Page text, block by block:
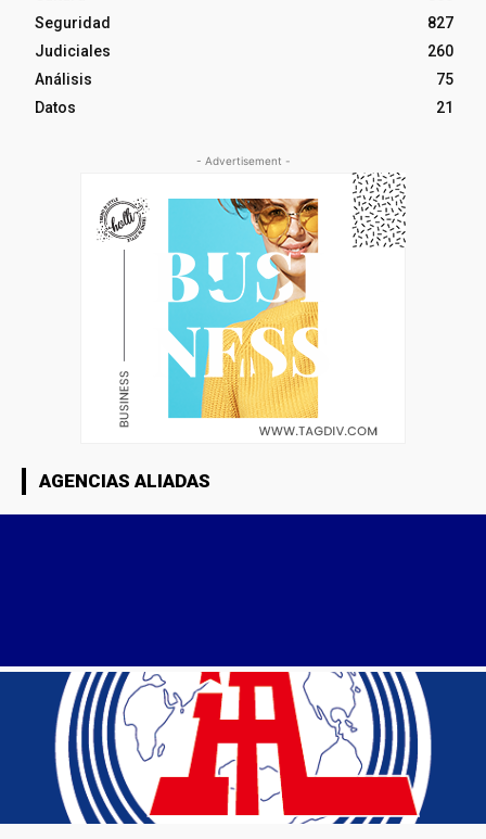
Seguridad
827
Judiciales
260
Análisis
75
Datos
21
- Advertisement -
AGENCIAS ALIADAS